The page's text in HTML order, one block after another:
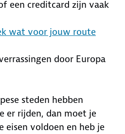
een creditcard zijn vaak
wat voor jouw route
door Europa
steden hebben
er rijden, dan moet je
eisen voldoen en heb je